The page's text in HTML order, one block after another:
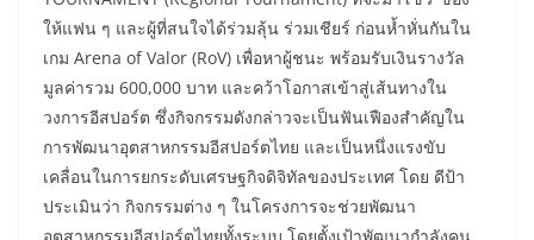
ให้แฟน ๆ และผู้ที่สนใจได้ร่วมลุ้น ร่วมเชียร์ ก่อนห้ำหั่นกันใน
เกม Arena of Valor (RoV) เพื่อหาผู้ชนะ พร้อมรับเงินรางวัล
มูลค่ารวม 600,000 บาท และคว้าโอกาสเข้าสู่เส้นทางใน
วงการอีสปอร์ต ซึ่งกิจกรรมดังกล่าวจะเป็นฟันเฟืองสำคัญใน
การพัฒนาอุตสาหกรรมอีสปอร์ตไทย และเป็นหนึ่งแรงขับ
เคลื่อนในการยกระดับเศรษฐกิจดิจิทัลของประเทศ โดย ดีป้า
ประเมินว่า กิจกรรมต่าง ๆ ในโครงการจะช่วยพัฒนา